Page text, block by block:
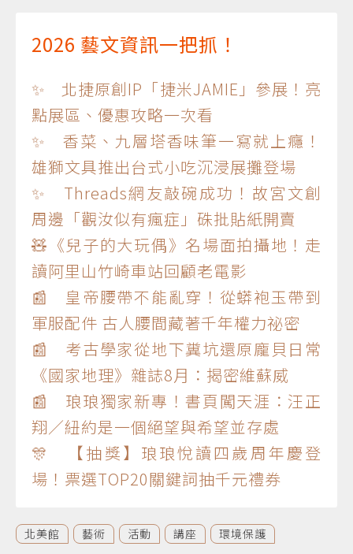
2026 藝文資訊一把抓！
✨ 北捷原創IP「捷米JAMIE」參展！亮
點展區、優惠攻略一次看
✨ 香菜、九層塔香味筆一寫就上癮！
雄獅文具推出台式小吃沉浸展攤登場
✨ Threads網友敲碗成功！故宮文創
周邊「觀汝似有瘋症」硃批貼紙開賣
🧸《兒子的大玩偶》名場面拍攝地！走
讀阿里山竹崎車站回顧老電影
📰 皇帝腰帶不能亂穿！從蟒袍玉帶到
軍服配件 古人腰間藏著千年權力祕密
📰 考古學家從地下糞坑還原龐貝日常
《國家地理》雜誌8月：揭密維蘇威
📰 琅琅獨家新專！書頁闖天涯：汪正
翔／紐約是一個絕望與希望並存處
🎊 【抽獎】琅琅悅讀四歲周年慶登
場！票選TOP20關鍵詞抽千元禮券
北美館 藝術 活動 講座 環境保護